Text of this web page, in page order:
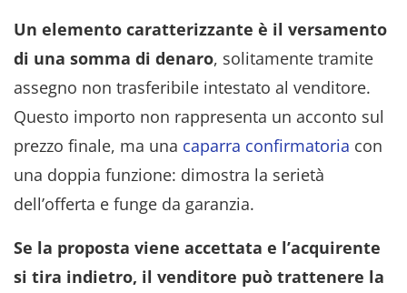
Un elemento caratterizzante è il versamento
di una somma di denaro, solitamente tramite
assegno non trasferibile intestato al venditore.
Questo importo non rappresenta un acconto sul
prezzo finale, ma una caparra confirmatoria con
una doppia funzione: dimostra la serietà
dell’offerta e funge da garanzia.
Se la proposta viene accettata e l’acquirente
si tira indietro, il venditore può trattenere la